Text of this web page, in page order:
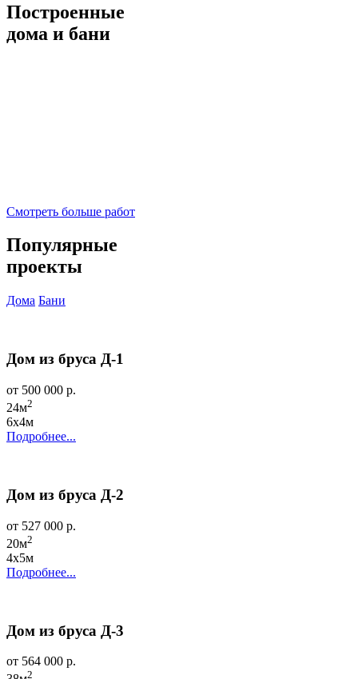
Построенные
дома и бани
Смотреть больше работ
Популярные
проекты
Дома Бани
Дом из бруса Д-1
от 500 000 р.
24м2
6х4м
Подробнее...
Дом из бруса Д-2
от 527 000 р.
20м2
4х5м
Подробнее...
Дом из бруса Д-3
от 564 000 р.
2